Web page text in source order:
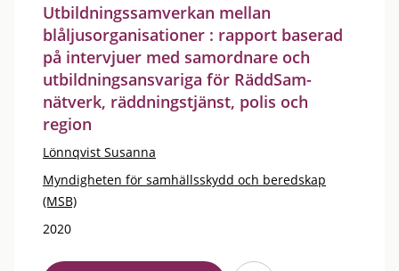
Utbildningssamverkan mellan
blåljusorganisationer : rapport baserad
på intervjuer med samordnare och
utbildningsansvariga för RäddSam-
nätverk, räddningstjänst, polis och
region
Lönnqvist Susanna
Myndigheten för samhällsskydd och beredskap
(MSB)
2020